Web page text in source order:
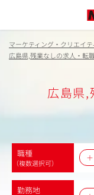
マーケティング・クリエイ
広島県,残業なしの求人・転
広島県,
職種
（複数選択可）
勤務地